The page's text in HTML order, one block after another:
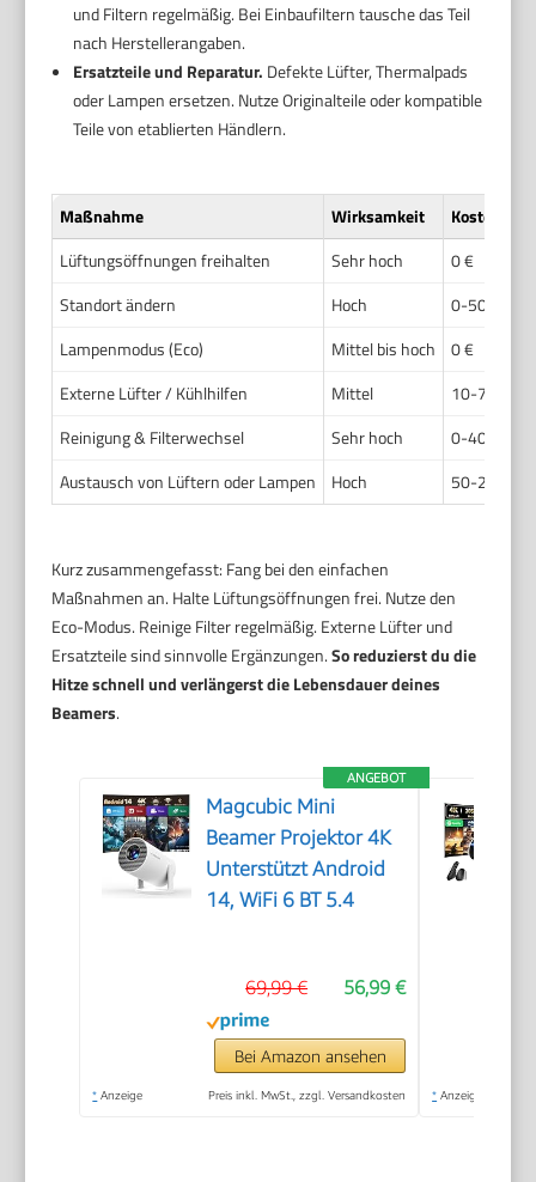
und Filtern regelmäßig. Bei Einbaufiltern tausche das Teil
nach Herstellerangaben.
Ersatzteile und Reparatur. Defekte Lüfter, Thermalpads
oder Lampen ersetzen. Nutze Originalteile oder kompatible
Teile von etablierten Händlern.
Maßnahme Wirksamkeit Kosten
Lüftungsöffnungen freihalten
Sehr hoch 0 €
Standort ändern
Hoch 0-50 €
Lampenmodus (Eco)
Mittel bis hoch 0 €
Externe Lüfter / Kühlhilfen
Mittel 10-70 €
Reinigung & Filterwechsel
Sehr hoch 0-40 €
Austausch von Lüftern oder Lampen
Hoch 50-200 €
Kurz zusammengefasst: Fang bei den einfachen
Maßnahmen an. Halte Lüftungsöffnungen frei. Nutze den
Eco-Modus. Reinige Filter regelmäßig. Externe Lüfter und
Ersatzteile sind sinnvolle Ergänzungen.So reduzierst du die
Hitze schnell und verlängerst die Lebensdauer deines
Beamers.
ANGEBOT
Magcubic Mini
Beamer Projektor 4K
Unterstützt Android
14, WiFi 6 BT 5.4
56,99 €
69,99 €
Bei Amazon ansehen
* Anzeige Preis inkl. MwSt., zzgl. Versandkosten * Anzeige